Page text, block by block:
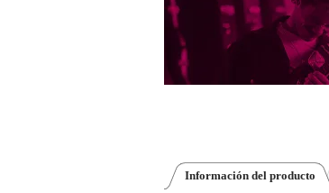
Información del producto